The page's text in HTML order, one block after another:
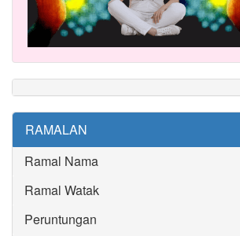
RAMALAN
Ramal Nama
Ramal Watak
Peruntungan